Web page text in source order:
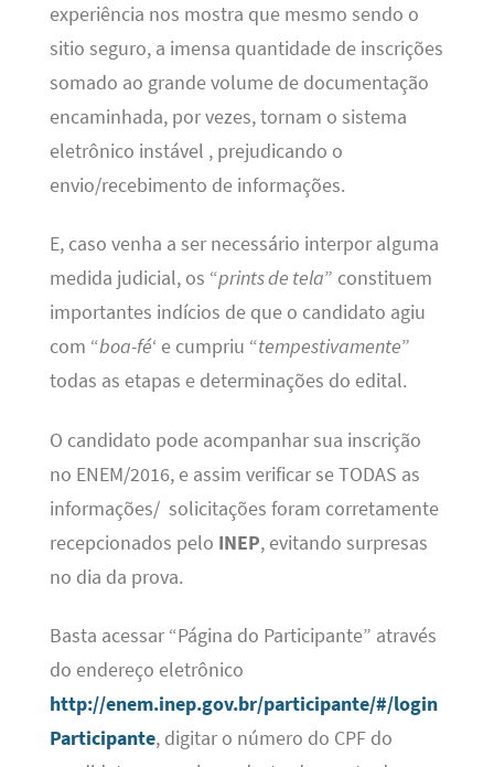
experiência nos mostra que mesmo sendo o
sitio seguro, a imensa quantidade de inscrições
somado ao grande volume de documentação
encaminhada, por vezes, tornam o sistema
eletrônico instável , prejudicando o
envio/recebimento de informações.
E, caso venha a ser necessário interpor alguma
medida judicial, os “prints de tela” constituem
importantes indícios de que o candidato agiu
com “boa-fé‘ e cumpriu “tempestivamente”
todas as etapas e determinações do edital.
O candidato pode acompanhar sua inscrição
no ENEM/2016, e assim verificar se TODAS as
informações/ solicitações foram corretamente
recepcionados pelo INEP, evitando surpresas
no dia da prova.
Basta acessar “Página do Participante” através
do endereço eletrônico
http://enem.inep.gov.br/participante/#/login
Participante, digitar o número do CPF do